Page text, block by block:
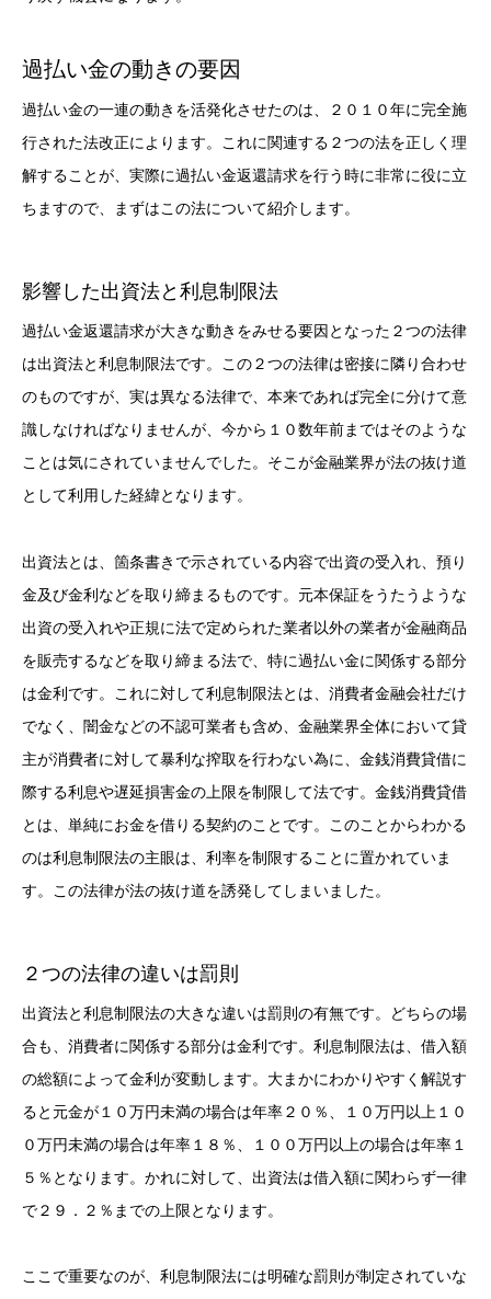
過払い金の動きの要因
過払い金の一連の動きを活発化させたのは、２０１０年に完全施
行された法改正によります。これに関連する２つの法を正しく理
解することが、実際に過払い金返還請求を行う時に非常に役に立
ちますので、まずはこの法について紹介します。
影響した出資法と利息制限法
過払い金返還請求が大きな動きをみせる要因となった２つの法律
は出資法と利息制限法です。この２つの法律は密接に隣り合わせ
のものですが、実は異なる法律で、本来であれば完全に分けて意
識しなければなりませんが、今から１０数年前まではそのような
ことは気にされていませんでした。そこが金融業界が法の抜け道
として利用した経緯となります。
出資法とは、箇条書きで示されている内容で出資の受入れ、預り
金及び金利などを取り締まるものです。元本保証をうたうような
出資の受入れや正規に法で定められた業者以外の業者が金融商品
を販売するなどを取り締まる法で、特に過払い金に関係する部分
は金利です。これに対して利息制限法とは、消費者金融会社だけ
でなく、闇金などの不認可業者も含め、金融業界全体において貸
主が消費者に対して暴利な搾取を行わない為に、金銭消費貸借に
際する利息や遅延損害金の上限を制限して法です。金銭消費貸借
とは、単純にお金を借りる契約のことです。このことからわかる
のは利息制限法の主眼は、利率を制限することに置かれていま
す。この法律が法の抜け道を誘発してしまいました。
２つの法律の違いは罰則
出資法と利息制限法の大きな違いは罰則の有無です。どちらの場
合も、消費者に関係する部分は金利です。利息制限法は、借入額
の総額によって金利が変動します。大まかにわかりやすく解説す
ると元金が１０万円未満の場合は年率２０％、１０万円以上１０
０万円未満の場合は年率１８％、１００万円以上の場合は年率１
５％となります。かれに対して、出資法は借入額に関わらず一律
で２９．２％までの上限となります。
ここで重要なのが、利息制限法には明確な罰則が制定されていな